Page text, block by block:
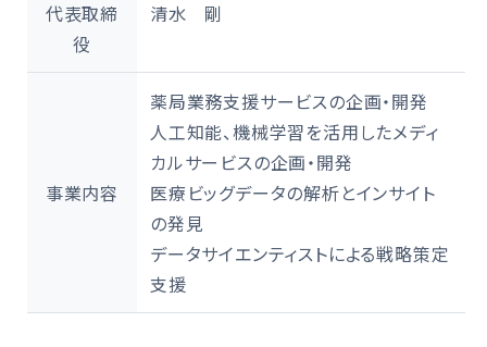
代表取締
役
清水 剛
事業内容
薬局業務支援サービスの企画・開発
人工知能、機械学習を活用したメディ
カルサービスの企画・開発
医療ビッグデータの解析とインサイト
の発見
データサイエンティストによる戦略策定
支援